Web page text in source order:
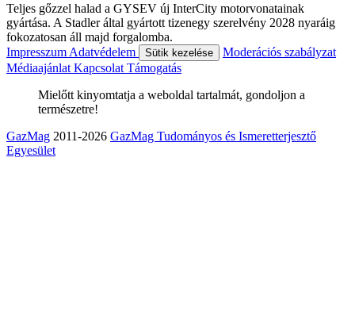
Teljes gőzzel halad a GYSEV új InterCity motorvonatainak
gyártása. A Stadler által gyártott tizenegy szerelvény 2028 nyaráig
fokozatosan áll majd forgalomba.
Impresszum Adatvédelem Sütik kezelése
Moderációs szabályzat
Médiaajánlat Kapcsolat Támogatás
Mielőtt kinyomtatja a weboldal tartalmát, gondoljon a
természetre!
GazMag 2011-2026 GazMag Tudományos és Ismeretterjesztő
Egyesület